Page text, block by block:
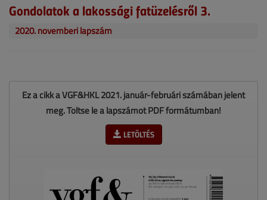
Gondolatok a lakossági fatüzelésről 3.
2020. novemberi lapszám
Ez a cikk a VGF&HKL 2021. január-februári számában jelent
meg. Töltse le a lapszámot PDF formátumban!
LETÖLTÉS